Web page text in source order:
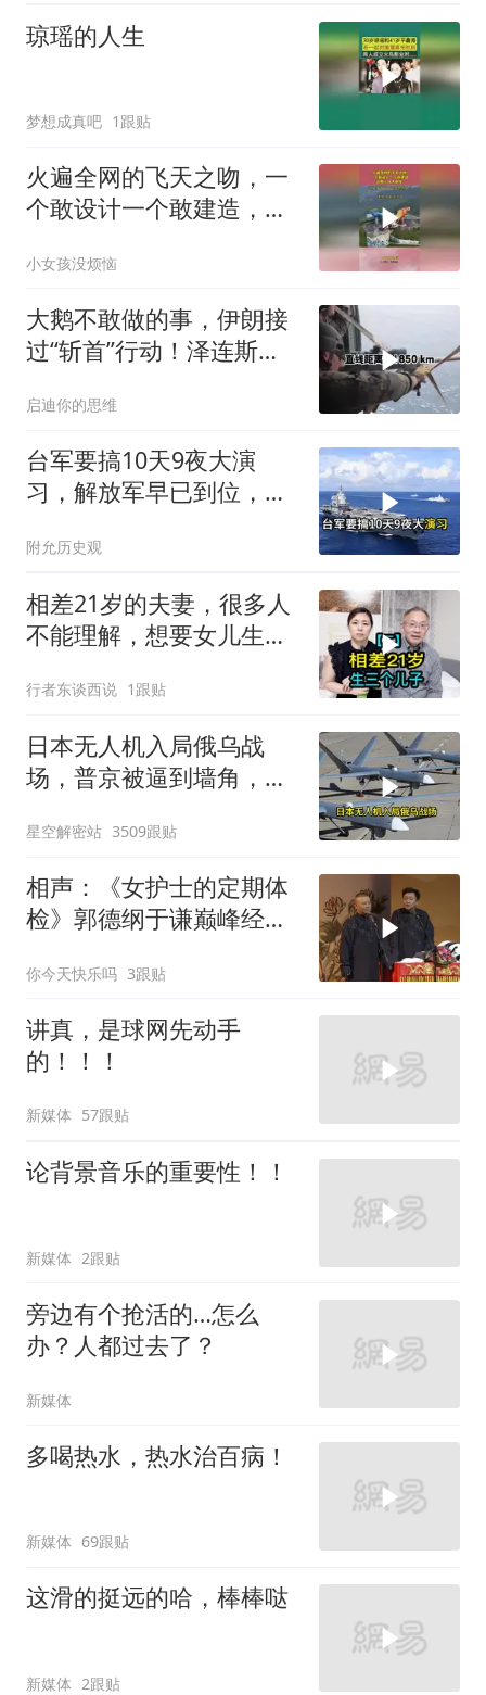
琼瑶的人生
梦想成真吧 1跟贴
火遍全网的飞天之吻，一
个敢设计一个敢建造，还
小女孩没烦恼
大鹅不敢做的事，伊朗接
过“斩首”行动！泽连斯基
启迪你的思维
台军要搞10天9夜大演
习，解放军早已到位，美
味了
附允历史观
相差21岁的夫妻，很多人
不能理解，想要女儿生了
行者东谈西说 1跟贴
日本无人机入局俄乌战
场，普京被逼到墙角，这
星空解密站 3509跟贴
相声：《女护士的定期体
检》郭德纲于谦巅峰经典
你今天快乐吗 3跟贴
讲真，是球网先动手
的！！！
新媒体 57跟贴
论背景音乐的重要性！！
新媒体 2跟贴
旁边有个抢活的…怎么
办？人都过去了？
新媒体
多喝热水，热水治百病！
新媒体 69跟贴
这滑的挺远的哈，棒棒哒
新媒体 2跟贴